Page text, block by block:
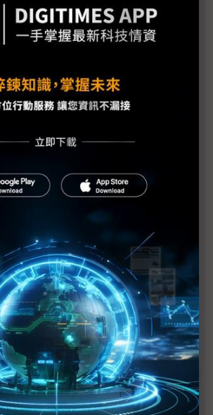
先進封裝跑得快 中韓面板廠
異動 徹底「分手」楊柱祥
、賣廠、購併…大笨象瘦身變「小飛
楊柱祥退位「留校察看」？
弘文升任總經理、楊柱祥專任睿生
選 洪派勢力獲勝
導